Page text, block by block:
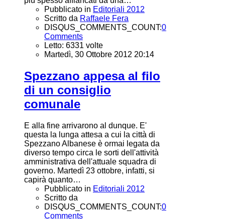
Pubblicato in Editoriali 2012
Scritto da Raffaele Fera
DISQUS_COMMENTS_COUNT:0
Comments
Letto: 6331 volte
Martedì, 30 Ottobre 2012 20:14
Spezzano appesa al filo
di un consiglio
comunale
E alla fine arrivarono al dunque. E'
questa la lunga attesa a cui la città di
Spezzano Albanese è ormai legata da
diverso tempo circa le sorti dell'attività
amministrativa dell'attuale squadra di
governo. Martedì 23 ottobre, infatti, si
capirà quanto…
Pubblicato in Editoriali 2012
Scritto da
DISQUS_COMMENTS_COUNT:0
Comments